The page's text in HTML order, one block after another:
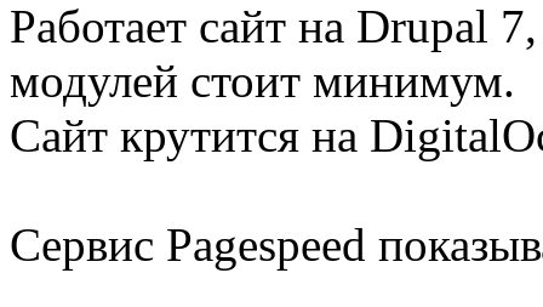
Работает сайт на Drupal
модулей стоит минимум.
Сайт крутится на
Сервис Pagespeed